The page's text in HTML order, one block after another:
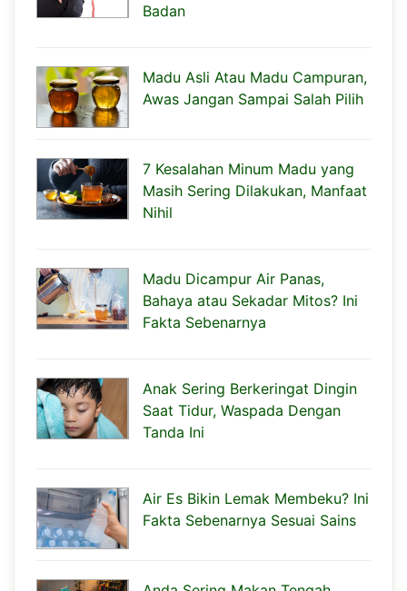
Badan
Madu Asli Atau Madu Campuran,
Awas Jangan Sampai Salah Pilih
7 Kesalahan Minum Madu yang
Masih Sering Dilakukan, Manfaat
Nihil
Madu Dicampur Air Panas,
Bahaya atau Sekadar Mitos? Ini
Fakta Sebenarnya
Anak Sering Berkeringat Dingin
Saat Tidur, Waspada Dengan
Tanda Ini
Air Es Bikin Lemak Membeku? Ini
Fakta Sebenarnya Sesuai Sains